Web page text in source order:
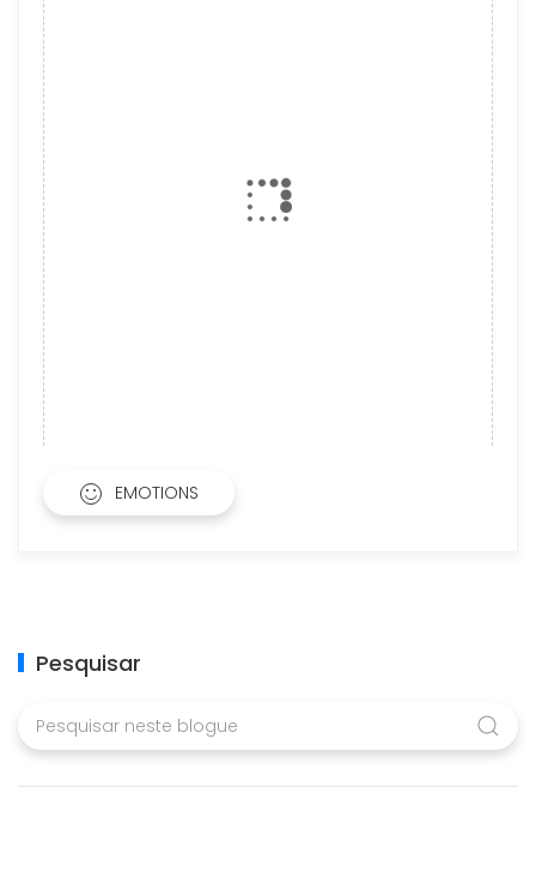
EMOTIONS
Pesquisar